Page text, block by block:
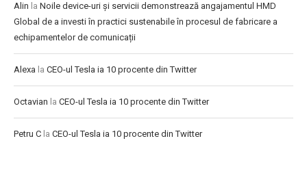
Alin la Noile device-uri și servicii demonstrează angajamentul HMD
Global de a investi în practici sustenabile în procesul de fabricare a
echipamentelor de comunicații
Alexa la CEO-ul Tesla ia 10 procente din Twitter
Octavian la CEO-ul Tesla ia 10 procente din Twitter
Petru C la CEO-ul Tesla ia 10 procente din Twitter